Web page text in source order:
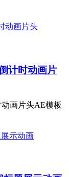
计时动画片
画片头AE模板